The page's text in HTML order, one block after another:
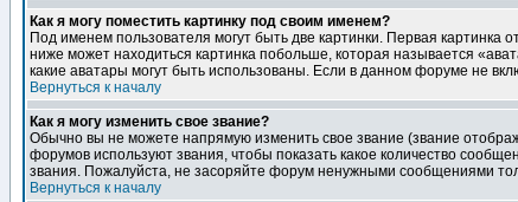
Как я могу поместить картинку под своим именем?
Под именем пользователя могут быть две картинки. Первая
ниже может находиться картинка побольше, которая называется
какие аватары могут быть использованы. Если в данном форуме не
Вернуться к началу
Как я могу изменить свое звание?
Обычно вы не можете напрямую изменить свое звание (звание
форумов используют звания, чтобы показать какое количество
звания. Пожалуйста, не засоряйте форум ненужными сообщениями
Вернуться к началу